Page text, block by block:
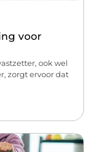
voor
ook wel
zorgt ervoor dat